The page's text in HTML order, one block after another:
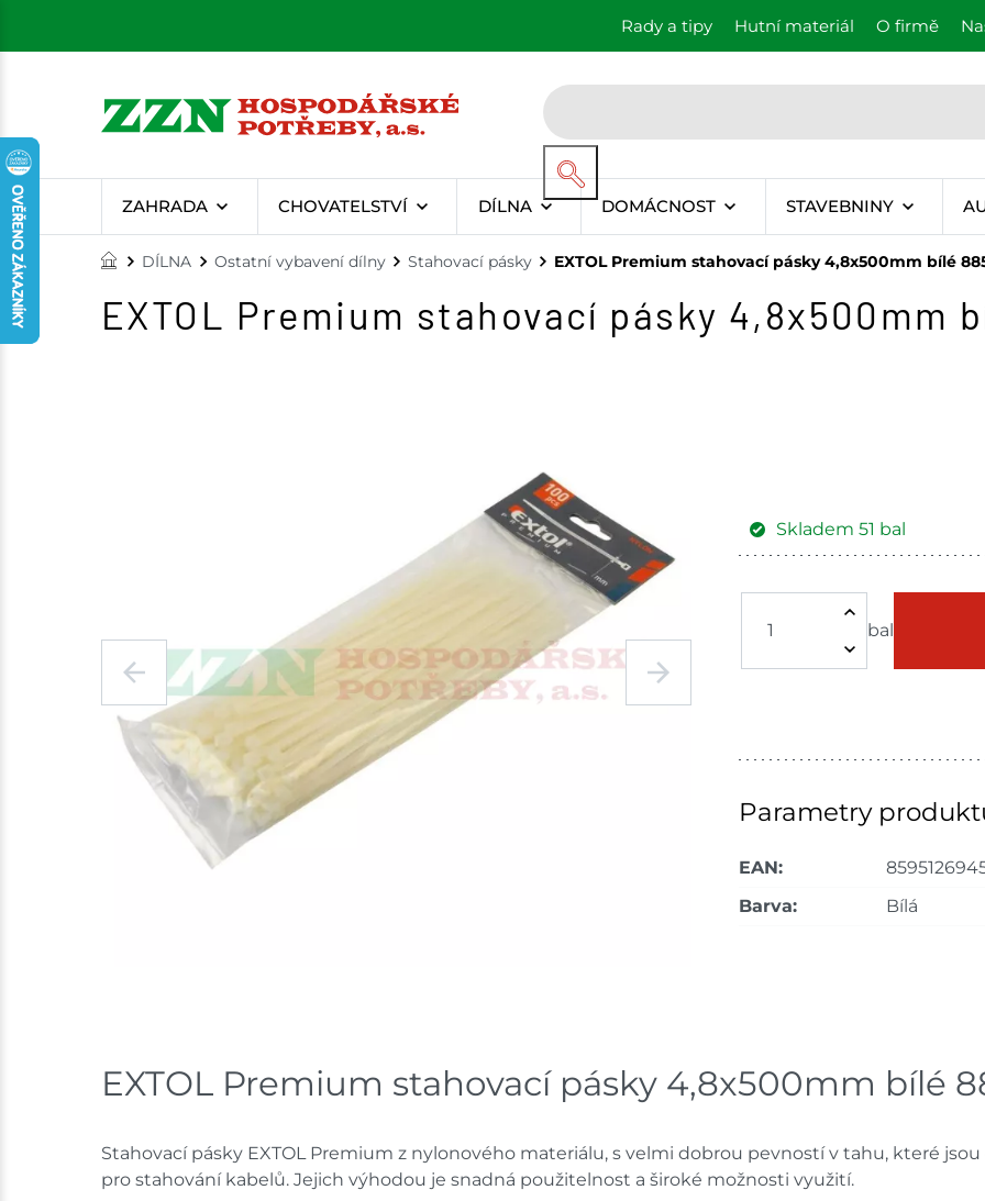
Rady a tipy Hutní materiál O firmě
ZAHRADA CHOVATELSTVÍ DÍLNA DOMÁCNOST STAVEBNINY
DÍLNA Ostatní vybavení dílny Stahovací pásky EXTOL Premium stahovací pásky 4,8x500mm bílé
EXTOL Premium stahovací pásky 4,8x500mm
bal
Skladem 51 bal
Sázavou
dnů
dnů
Ceny na prodejnách se
Parametry
EAN:
Barva:
Bílá
EXTOL Premium stahovací pásky 4,8x500mm bílé
Stahovací pásky EXTOL Premium z nylonového materiálu, s velmi dobrou pevností v tahu, které
pro stahování kabelů. Jejich výhodou je snadná použitelnost a široké možnosti využití.